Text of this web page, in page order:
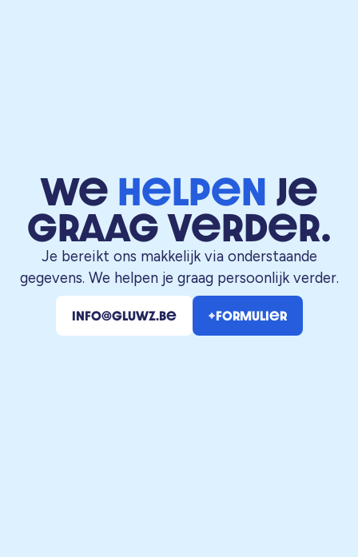
We helpen je
graag verder.
Je bereikt ons makkelijk via onderstaande
gegevens. We helpen je graag persoonlijk verder.
info@gluwz.be Formulier